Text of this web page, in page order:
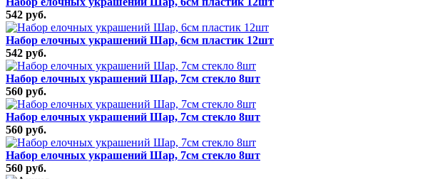
542 руб.
Набор елочных украшений Шар, 6см пластик 12шт
542 руб.
Набор елочных украшений Шар, 7см стекло 8шт
560 руб.
Набор елочных украшений Шар, 7см стекло 8шт
560 руб.
Набор елочных украшений Шар, 7см стекло 8шт
560 руб.